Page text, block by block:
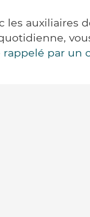
auxiliaires
rappelé par un